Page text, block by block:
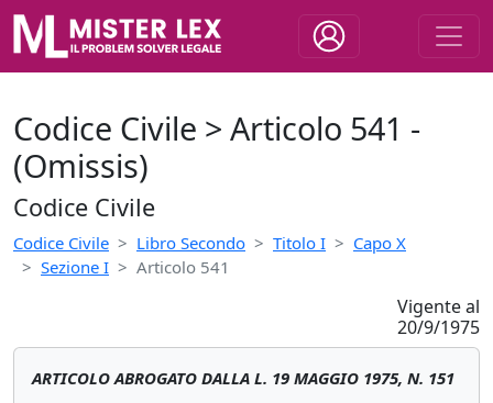
Codice Civile > Articolo 541 -
(Omissis)
Codice Civile
Codice Civile Libro Secondo Titolo I
Capo X
Sezione I
Articolo 541
Vigente al
20/9/1975
ARTICOLO ABROGATO DALLA L. 19 MAGGIO 1975, N. 151